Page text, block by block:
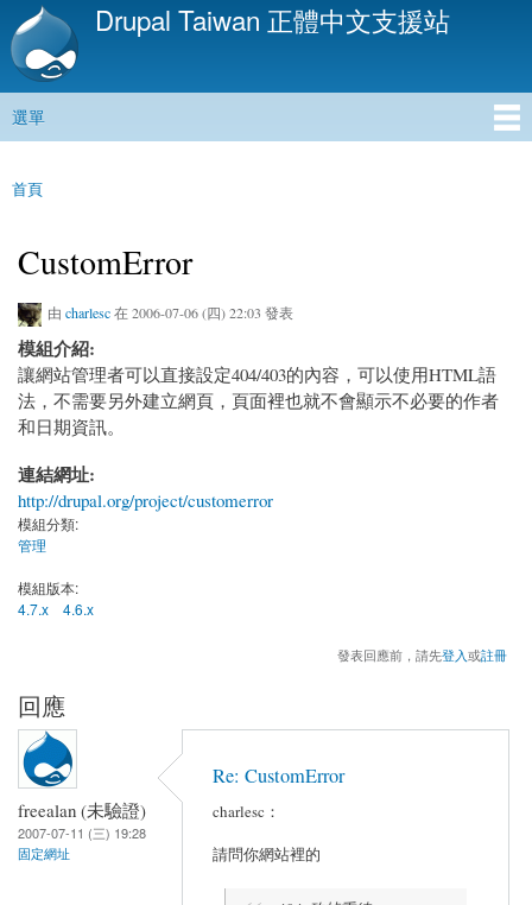
移
內
Drupal Taiwan 正體中文支援站
主選單
選單
您在這裡
首頁
CustomError
由 charlesc在 2006-07-06 (四) 22:03 發表
模組介紹:
讓網站管理者可以直接設定404/403的內容，可以使用HTML語
法，不需要另外建立網頁，頁面裡也就不會顯示不必要的作者
和日期資訊。
連結網址:
http://drupal.org/project/customerror
模組分類:
管理
模組版本:
4.7.x
4.6.x
發表回應前，請先登入或註冊
回應
freealan (未驗證)
2007-07-11 (三) 19:28
固定網址
Re: CustomError
charlesc：
請問你網站裡的